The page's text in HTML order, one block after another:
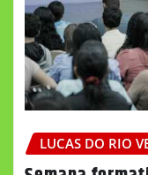
LUCAS DO RIO